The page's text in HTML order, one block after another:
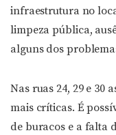
infraestrutura no
limpeza pública,
alguns dos
Nas ruas 24, 29 e 30
mais críticas. É
de buracos e a falta